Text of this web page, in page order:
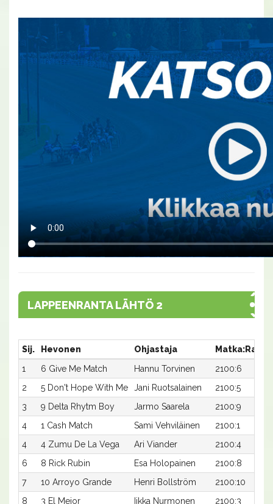
LAPPEENRANTA LÄHTÖ 2
Sij. Hevonen Ohjastaja Matka:Rata
1
6 Give Me Match Hannu Torvinen 2100:6
2
5 Don't Hope With Me Jani Ruotsalainen 2100:5
3
9 Delta Rhytm Boy Jarmo Saarela 2100:9
4
1 Cash Match Sami Vehviläinen 2100:1
4
4 Zumu De La Vega Ari Viander 2100:4
6
8 Rick Rubin Esa Holopainen 2100:8
7
10 Arroyo Grande Henri Bollström 2100:10
8
3 El Mejor Iikka Nurmonen 2100:3